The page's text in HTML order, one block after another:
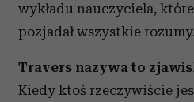
wykładu nauczyciela,
pozjadał wszystkie rozumy.
Travers nazywa to
Kiedy ktoś rzeczywiście